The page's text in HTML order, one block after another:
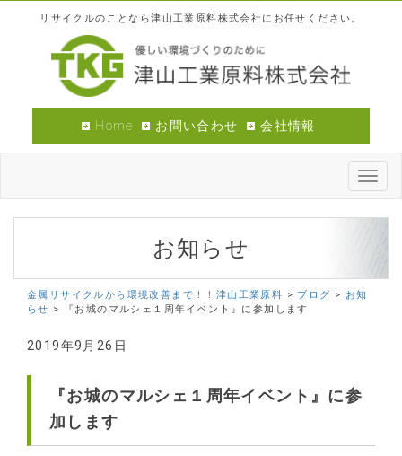
リサイクルのことなら津山工業原料株式会社にお任せください。
Home お問い合わせ 会社情報
お知らせ
金属リサイクルから環境改善まで！！津山工業原料 > ブログ > お知
らせ > 『お城のマルシェ１周年イベント』に参加します
2019年9月26日
『お城のマルシェ１周年イベント』に参
加します